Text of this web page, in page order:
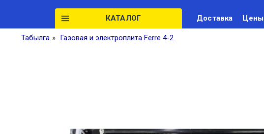
КАТАЛОГ Доставка Цены
Табылга » Газовая и электроплита Ferre 4-2